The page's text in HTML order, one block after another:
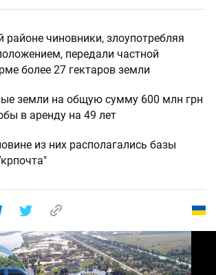
районе чиновники, злоупотребляя
передали частной
более 27 гектаров земли
земли на общую сумму 600 млн грн
в аренду на 49 лет
из них располагались базы